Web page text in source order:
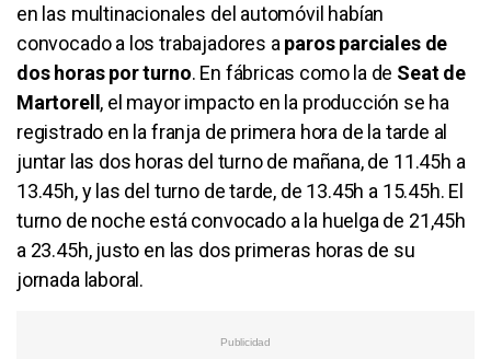
en las multinacionales del automóvil habían
convocado a los trabajadores a paros parciales de
dos horas por turno. En fábricas como la de Seat de
Martorell, el mayor impacto en la producción se ha
registrado en la franja de primera hora de la tarde al
juntar las dos horas del turno de mañana, de 11.45h a
13.45h, y las del turno de tarde, de 13.45h a 15.45h. El
turno de noche está convocado a la huelga de 21,45h
a 23.45h, justo en las dos primeras horas de su
jornada laboral.